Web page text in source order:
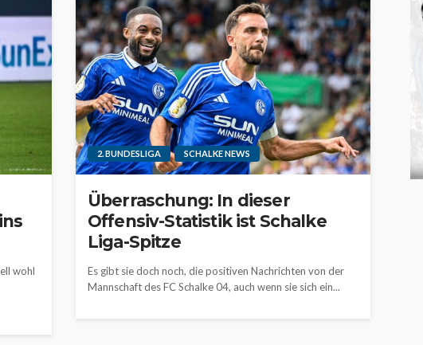
wohl
2. BUNDESLIGA SCHALKE NEWS
Überraschung: In dieser
Offensiv-Statistik ist Schalke
Liga-Spitze
Es gibt sie doch noch, die positiven Nachrichten von der
Mannschaft des FC Schalke 04, auch wenn sie sich ein...